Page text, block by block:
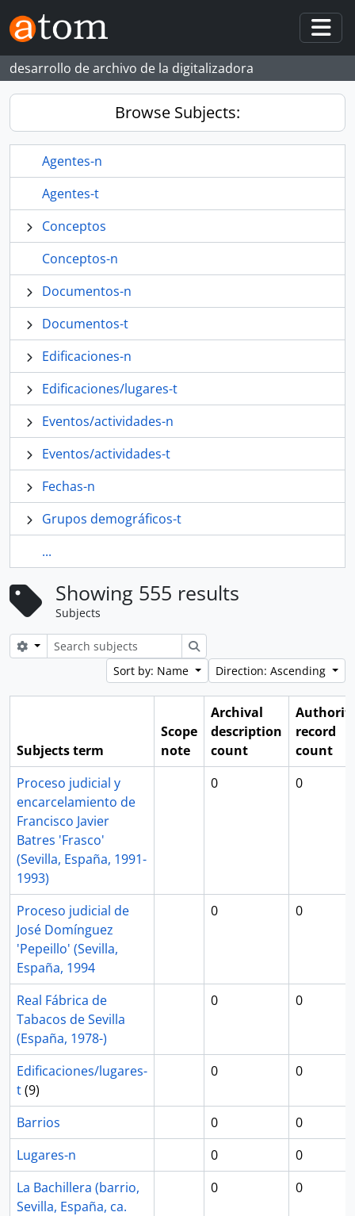
Skip to main content
desarrollo de archivo de la digitalizadora
Browse Subjects:
Agentes-n
Agentes-t
Conceptos
Conceptos-n
Documentos-n
Documentos-t
Edificaciones-n
Edificaciones/lugares-t
Eventos/actividades-n
Eventos/actividades-t
Fechas-n
Grupos demográficos-t
...
Showing 555 results
Subjects
Search options
Search
Sort by: Name
Direction: Ascending
Subjects term
Scope
note
Archival
description
count
record
count
Proceso judicial y
encarcelamiento de
Francisco Javier
Batres 'Frasco'
(Sevilla, España, 1991-
1993)
0 0
Proceso judicial de
José Domínguez
'Pepeillo' (Sevilla,
España, 1994
0 0
Real Fábrica de
Tabacos de Sevilla
(España, 1978-)
0 0
Edificaciones/lugares-
t(9)
0 0
Barrios 0
0
Lugares-n
0
0
La Bachillera (barrio,
Sevilla, España, ca.
0 0